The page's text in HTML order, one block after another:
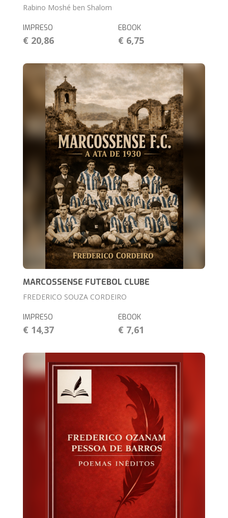
Rabino Moshé ben Shalom
IMPRESO
€ 20,86
EBOOK
€ 6,75
MARCOSSENSE FUTEBOL CLUBE
FREDERICO SOUZA CORDEIRO
IMPRESO
€ 14,37
EBOOK
€ 7,61